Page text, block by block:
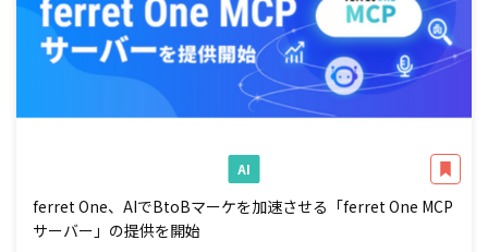
AI
ferret One、AIでBtoBマーケを加速させる「ferret One MCP
サーバー」の提供を開始